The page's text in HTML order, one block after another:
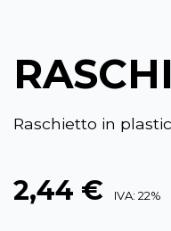
Raschietto in
2,44 € IVA: 22%